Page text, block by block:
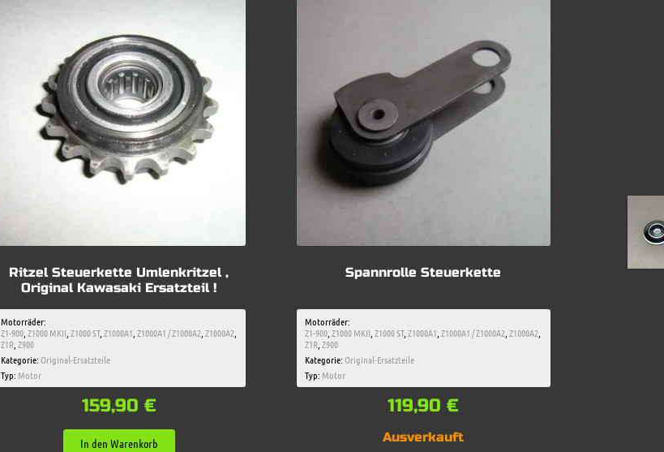
Ritzel Steuerkette Umlenkritzel ,
Original Kawasaki Ersatzteil !
Motorräder:
Z1-900, Z1000 MKII Z1000 ST, Z1000A1 Z1000A1 / Z1000A2 Z1000A2
Z1R, Z900
Kategorie:Original-Ersatzteile
Typ: Motor
159,90 €
In den Warenkorb
Spannrolle Steuerkette
Motorräder:
Z1-900 ,Z1000 MKII ,Z1000 ST,Z1000A1 ,Z1000A1 / Z1000A2 ,Z1000A2
Z1R ,Z900
Kategorie:Original-Ersatzteile
Typ: Motor
119,90€
Ausverkauft